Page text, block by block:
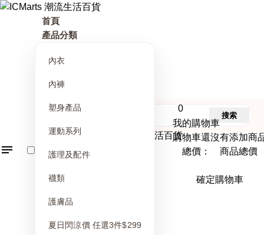
首頁
產品分類
內衣
內褲
塑身產品
運動系列
護理及配件
襪類
護膚品
夏日閃涼價 任選3件$299
0
我的購物車
購物車還沒有添加商
總價： 商品總價
確定購物車
搜索